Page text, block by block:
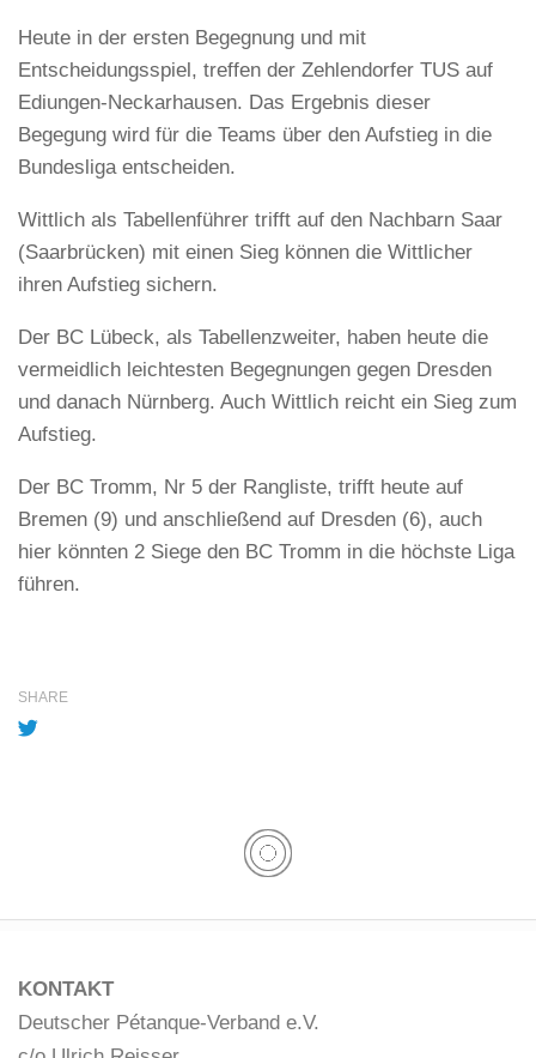
Heute in der ersten Begegnung und mit
Entscheidungsspiel, treffen der Zehlendorfer TUS auf
Ediungen-Neckarhausen. Das Ergebnis dieser
Begegung wird für die Teams über den Aufstieg in die
Bundesliga entscheiden.
Wittlich als Tabellenführer trifft auf den Nachbarn Saar
(Saarbrücken) mit einen Sieg können die Wittlicher
ihren Aufstieg sichern.
Der BC Lübeck, als Tabellenzweiter, haben heute die
vermeidlich leichtesten Begegnungen gegen Dresden
und danach Nürnberg. Auch Wittlich reicht ein Sieg zum
Aufstieg.
Der BC Tromm, Nr 5 der Rangliste, trifft heute auf
Bremen (9) und anschließend auf Dresden (6), auch
hier könnten 2 Siege den BC Tromm in die höchste Liga
führen.
SHARE
KONTAKT
Deutscher Pétanque-Verband e.V.